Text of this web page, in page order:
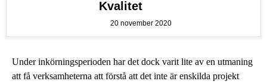
Kvalitet
20 november 2020
Under inkörningsperioden har det dock varit lite av en utmaning
att få verksamheterna att förstå att det inte är enskilda projekt